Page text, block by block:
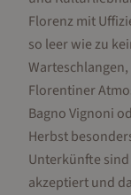
Florenz mit
so leer wie zu
Florentiner
Bagno Vignoni
Herbst
Unterkünfte
akzeptiert und